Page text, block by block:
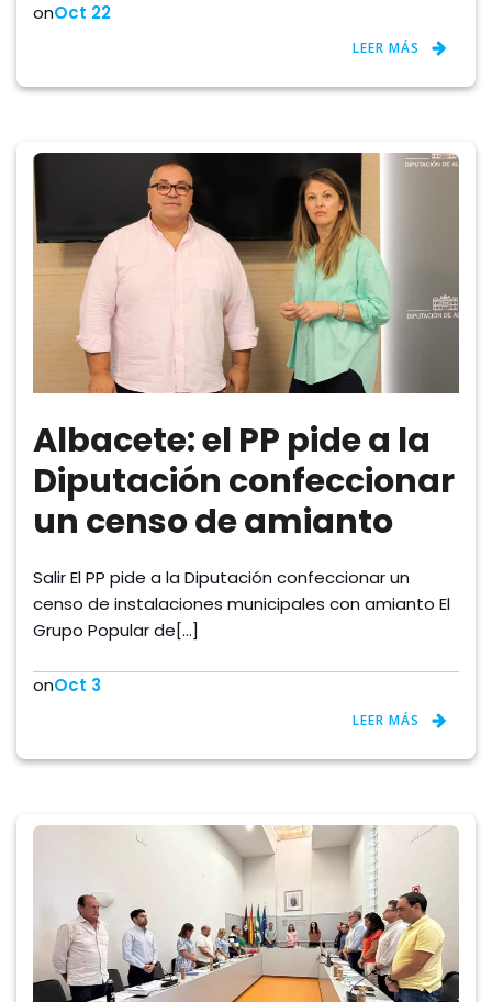
onOct 22
LEER MÁS
Albacete: el PP pide a la
Diputación confeccionar
un censo de amianto
Salir El PP pide a la Diputación confeccionar un
censo de instalaciones municipales con amianto El
Grupo Popular de[…]
onOct 3
LEER MÁS